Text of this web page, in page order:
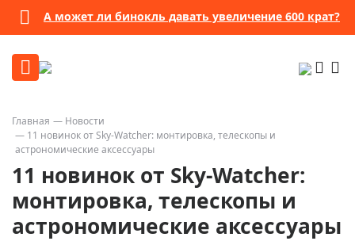
А может ли бинокль давать увеличение 600 крат?
Главная
Новости
11 новинок от Sky-Watcher: монтировка, телескопы и
астрономические аксессуары
11 новинок от Sky-Watcher:
монтировка, телескопы и
астрономические аксессуары